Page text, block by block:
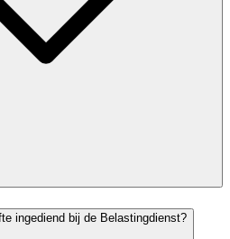
ingediend bij de Belastingdienst?